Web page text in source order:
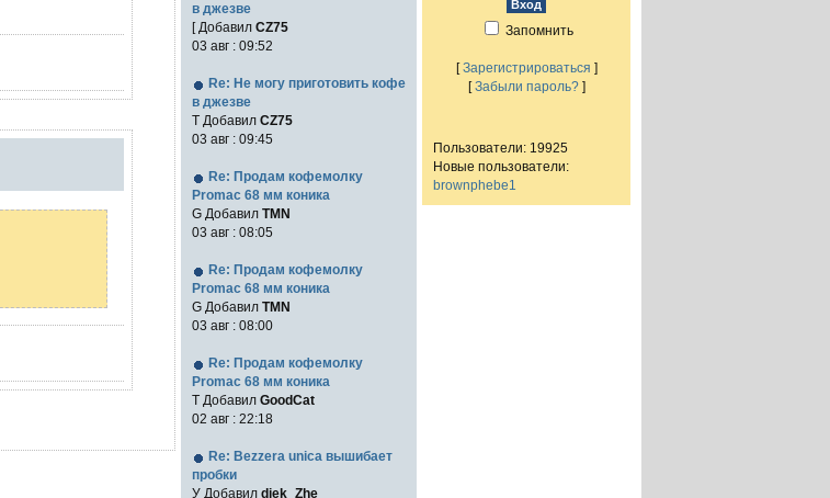
в джезве
[ Добавил CZ75
03 авг : 09:52
Re: Не могу приготовить кофе
в джезве
Т Добавил CZ75
03 авг : 09:45
Re: Продам кофемолку
Promac 68 мм коника
G Добавил TMN
03 авг : 08:05
Re: Продам кофемолку
Promac 68 мм коника
G Добавил TMN
03 авг : 08:00
Re: Продам кофемолку
Promac 68 мм коника
T Добавил GoodCat
02 авг : 22:18
Re: Bezzera unica вышибает
пробки
У Добавил djek_Zhe
Запомнить
[Зарегистрироваться ]
[Забыли пароль?]
Пользователи: 19925
Новые пользователи:
brownphebe1